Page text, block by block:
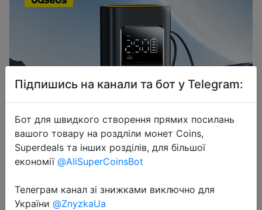
2023-10-23
Підпишись на канали та бот у Telegram:
Бот для швидкого створення прямих посилань
вашого товару на роздліли монет Coins,
Superdeals та інших розділів, для більшої
економії @AliSuperCoinsBot
Телеграм канал зі знижками виключно для
України @ZnyzkaUa